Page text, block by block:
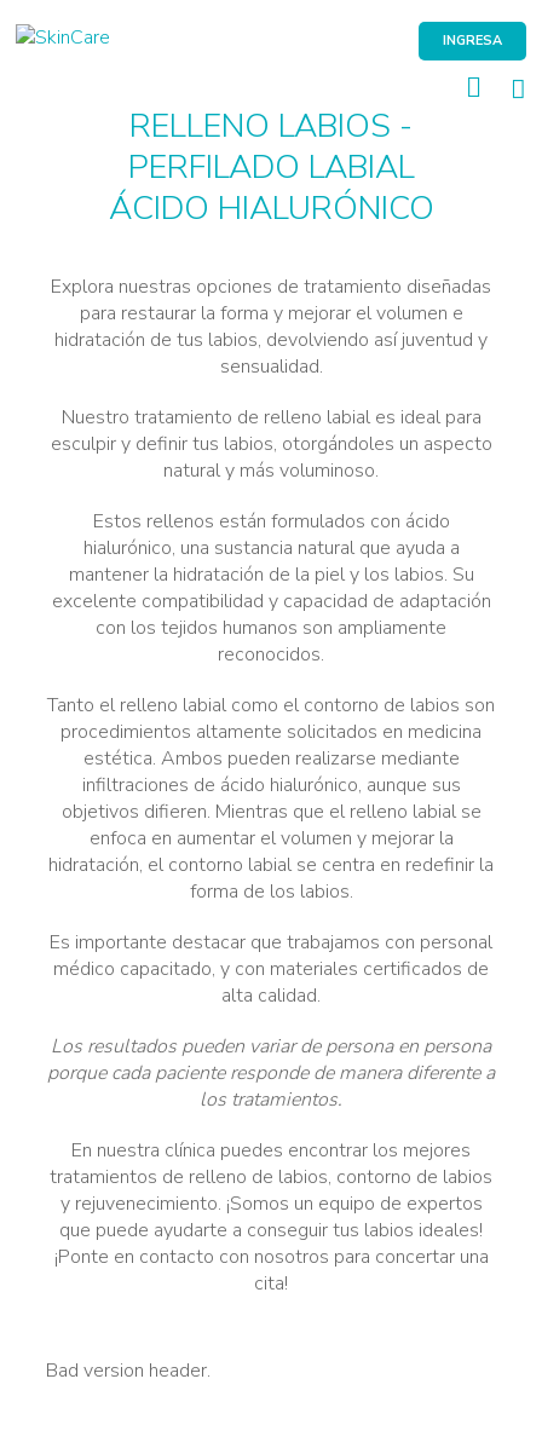
to
INGRESA
RELLENO LABIOS -
PERFILADO LABIAL
ÁCIDO HIALURÓNICO
Explora nuestras opciones de tratamiento diseñadas
para restaurar la forma y mejorar el volumen e
hidratación de tus labios, devolviendo así juventud y
sensualidad.
Nuestro tratamiento de relleno labial es ideal para
esculpir y definir tus labios, otorgándoles un aspecto
natural y más voluminoso.
Estos rellenos están formulados con ácido
hialurónico, una sustancia natural que ayuda a
mantener la hidratación de la piel y los labios. Su
excelente compatibilidad y capacidad de adaptación
con los tejidos humanos son ampliamente
reconocidos.
Tanto el relleno labial como el contorno de labios son
procedimientos altamente solicitados en medicina
estética. Ambos pueden realizarse mediante
infiltraciones de ácido hialurónico, aunque sus
objetivos difieren. Mientras que el relleno labial se
enfoca en aumentar el volumen y mejorar la
hidratación, el contorno labial se centra en redefinir la
forma de los labios.
Es importante destacar que trabajamos con personal
médico capacitado, y con materiales certificados de
alta calidad.
Los resultados pueden variar de persona en persona
porque cada paciente responde de manera diferente a
los tratamientos.
En nuestra clínica puedes encontrar los mejores
tratamientos de relleno de labios, contorno de labios
y rejuvenecimiento. ¡Somos un equipo de expertos
que puede ayudarte a conseguir tus labios ideales!
¡Ponte en contacto con nosotros para concertar una
cita!
Bad version header.